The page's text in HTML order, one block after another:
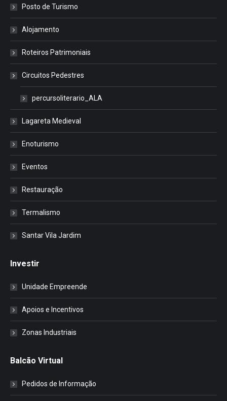
Posto de Turismo
Alojamento
Roteiros Patrimoniais
Circuitos Pedestres
percursoliterario_ALA
Lagareta Medieval
Enoturismo
Eventos
Restauração
Termalismo
Santar Vila Jardim
Investir
Unidade Empreende
Apoios e Incentivos
Zonas Industriais
Balcão Virtual
Pedidos de Informação